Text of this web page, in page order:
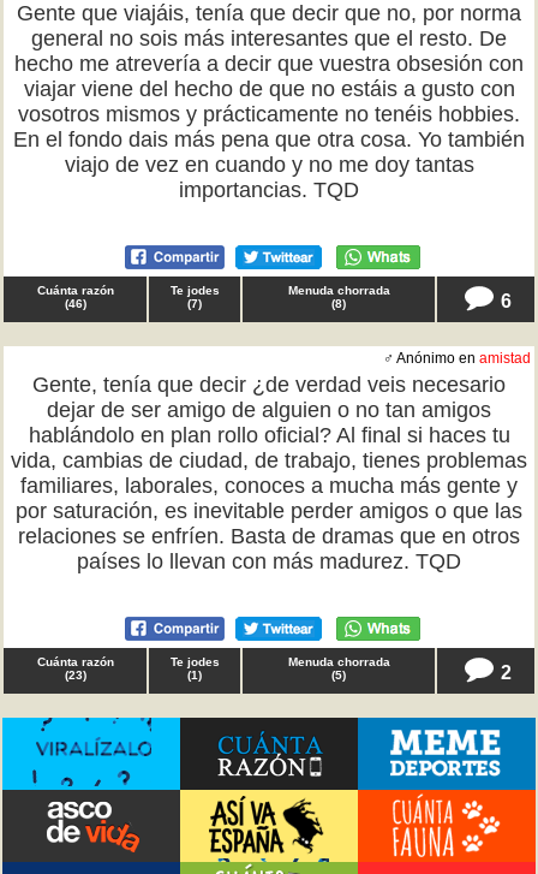
Gente que viajáis, tenía que decir que no, por norma
general no sois más interesantes que el resto. De
hecho me atrevería a decir que vuestra obsesión con
viajar viene del hecho de que no estáis a gusto con
vosotros mismos y prácticamente no tenéis hobbies.
En el fondo dais más pena que otra cosa. Yo también
viajo de vez en cuando y no me doy tantas
importancias. TQD
Cuánta razón
(46)
Te jodes
(7)
Menuda chorrada
(8) 6
♂ Anónimo en amistad
Gente, tenía que decir ¿de verdad veis necesario
dejar de ser amigo de alguien o no tan amigos
hablándolo en plan rollo oficial? Al final si haces tu
vida, cambias de ciudad, de trabajo, tienes problemas
familiares, laborales, conoces a mucha más gente y
por saturación, es inevitable perder amigos o que las
relaciones se enfríen. Basta de dramas que en otros
países lo llevan con más madurez. TQD
Cuánta razón
(23)
Te jodes
(1)
Menuda chorrada
(5) 2